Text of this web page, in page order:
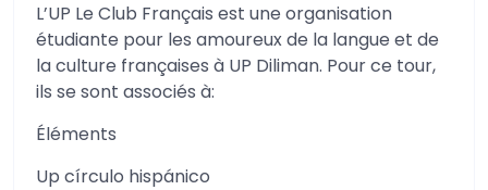
L’UP Le Club Français est une organisation
étudiante pour les amoureux de la langue et de
la culture françaises à UP Diliman. Pour ce tour,
ils se sont associés à:
Éléments
Up círculo hispánico